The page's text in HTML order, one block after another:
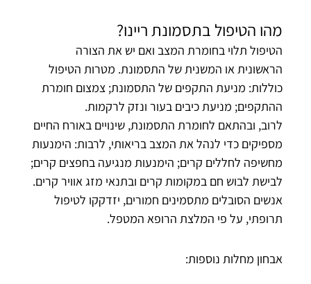
מהו הטיפול בתסמונת ריינו?
הטיפול תלוי בחומרת המצב ואם יש את הצורה
הראשונית או המשנית של התסמונת. מטרות הטיפול
כוללות: מניעת התקפים של התסמונת; צמצום חומרת
ההתקפים; מניעת כיבים בעור ונזק לרקמות.
לרוב, ובהתאם לחומרת התסמונת, שינויים באורח החיים
מספיקים כדי לנהל את המצב בריאותי, לרבות: הימנעות
מחשיפה לחללים קרים; הימנעות מנגיעה בחפצים קרים;
לבישת לבוש חם במקומות קרים ובתנאי מזג אוויר קרים.
אנשים הסובלים מתסמינים חמורים, יזדקקו לטיפול
תרופתי, על פי המלצת הרופא המטפל.
אבחון מחלות נוספות: